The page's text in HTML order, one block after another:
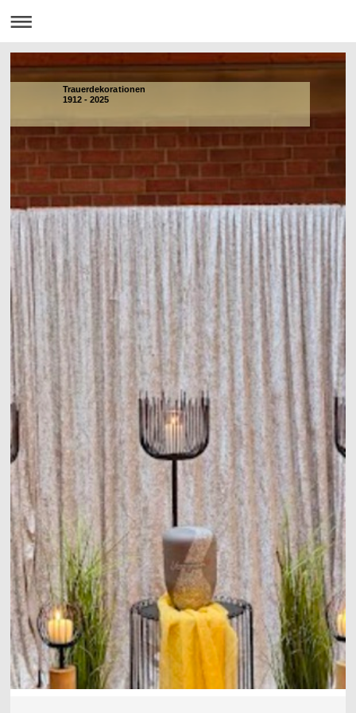
Trauerdekorationen
1912 - 2025